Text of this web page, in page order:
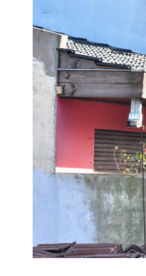
Espectáculos
Policiales
Cartelera
Clasificados
Fúnebres